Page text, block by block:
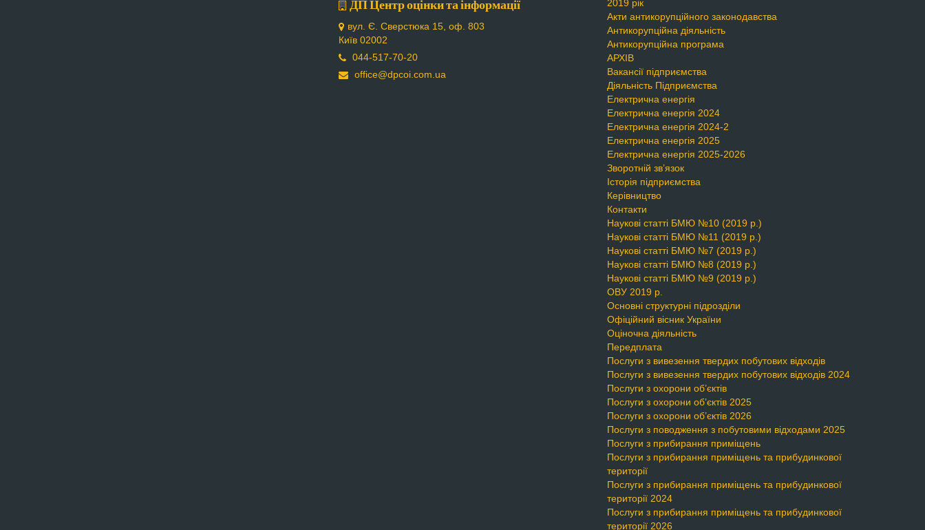
ДП Центр оцінки та інформації
вул. Є. Сверстюка 15, оф. 803
Київ 02002
044-517-70-20
office@dpcoi.com.ua
2019 рік
Акти антикорупційного законодавства
Антикорупційна діяльність
Антикорупційна програма
АРХІВ
Вакансії підприємства
Діяльність Підприємства
Електрична енергія
Електрична енергія 2024
Електрична енергія 2024-2
Електрична енергія 2025
Електрична енергія 2025-2026
Зворотній зв’язок
Історія підприємства
Керівництво
Контакти
Наукові статті БМЮ №10 (2019 р.)
Наукові статті БМЮ №11 (2019 р.)
Наукові статті БМЮ №7 (2019 р.)
Наукові статті БМЮ №8 (2019 р.)
Наукові статті БМЮ №9 (2019 р.)
ОВУ 2019 р.
Основні структурні підрозділи
Офіційний вісник України
Оціночна діяльність
Передплата
Послуги з вивезення твердих побутових відходів
Послуги з вивезення твердих побутових відходів 2024
Послуги з охорони об’єктів
Послуги з охорони об’єктів 2025
Послуги з охорони об’єктів 2026
Послуги з поводження з побутовими відходами 2025
Послуги з прибирання приміщень
Послуги з прибирання приміщень та прибудинкової
території
Послуги з прибирання приміщень та прибудинкової
території 2024
Послуги з прибирання приміщень та прибудинкової
території 2026